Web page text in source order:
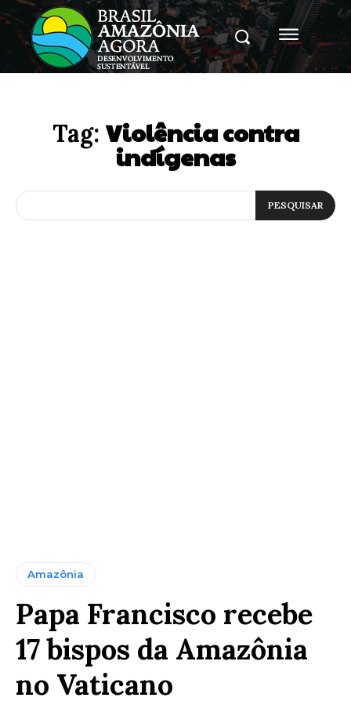
Tag: Violência contra
indígenas
PESQUISAR
Amazônia
Papa Francisco recebe
17 bispos da Amazônia
no Vaticano